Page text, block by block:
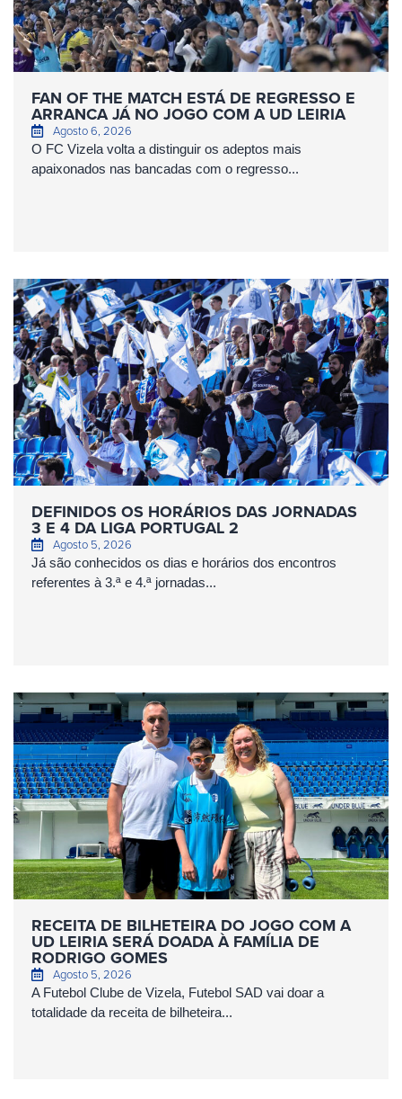
FAN OF THE MATCH ESTÁ DE REGRESSO E
ARRANCA JÁ NO JOGO COM A UD LEIRIA
Agosto 6, 2026
O FC Vizela volta a distinguir os adeptos mais
apaixonados nas bancadas com o regresso...
DEFINIDOS OS HORÁRIOS DAS JORNADAS
3 E 4 DA LIGA PORTUGAL 2
Agosto 5, 2026
Já são conhecidos os dias e horários dos encontros
referentes à 3.ª e 4.ª jornadas...
RECEITA DE BILHETEIRA DO JOGO COM A
UD LEIRIA SERÁ DOADA À FAMÍLIA DE
RODRIGO GOMES
Agosto 5, 2026
A Futebol Clube de Vizela, Futebol SAD vai doar a
totalidade da receita de bilheteira...